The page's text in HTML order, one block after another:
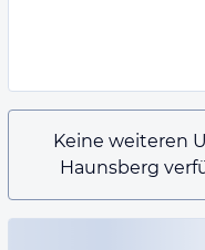
Keine weiteren
Haunsberg